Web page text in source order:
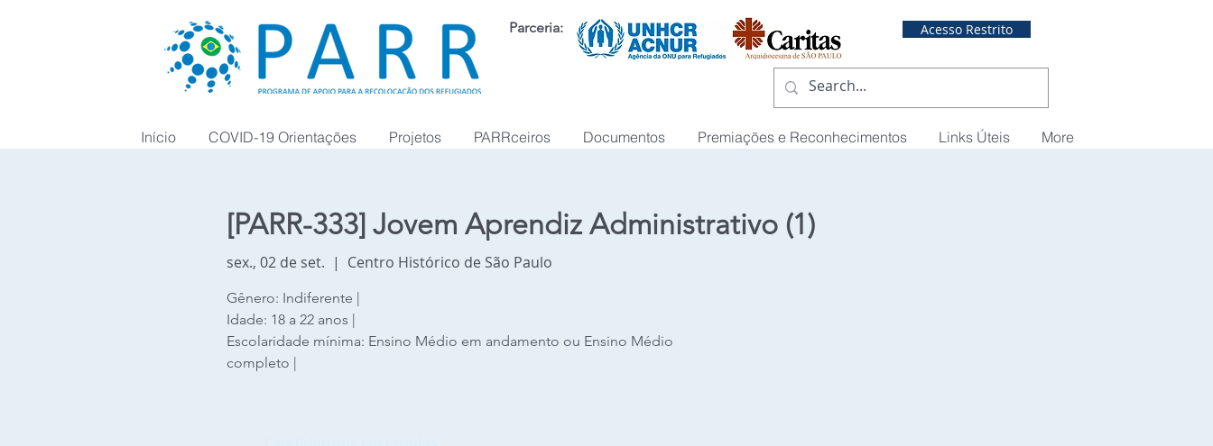
Parceria: Acesso Restrito
Início COVID-19 Orientações Projetos PARRceiros Documentos Premiações e Reconhecimentos Links Úteis More
[PARR-333] Jovem Aprendiz Administrativo (1)
sex., 02 de set.
  |
Centro Histórico de São Paulo
Gênero: Indiferente |
Idade: 18 a 22 anos |
Escolaridade mínima: Ensino Médio em andamento ou Ensino Médio
completo |